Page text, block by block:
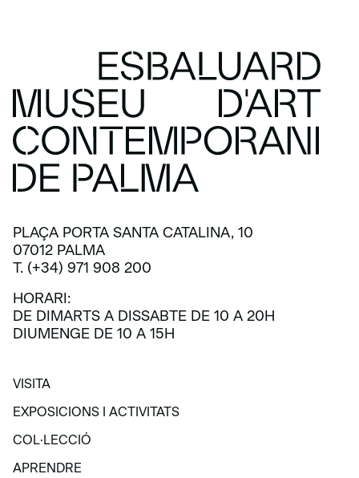
PLAÇA PORTA SANTA CATALINA, 10
07012 PALMA
T. (+34) 971 908 200
HORARI:
DE DIMARTS A DISSABTE DE 10 A 20H
DIUMENGE DE 10 A 15H
VISITA
VISITA
EXPOSICIONS I ACTIVITATS
EXPOSICIONS I ACTIVITATS
COL·LECCIÓ
COL·LECCIÓ
APRENDRE